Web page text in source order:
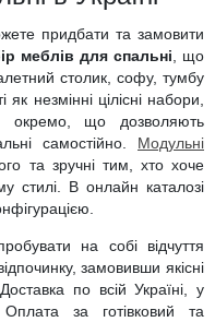
придбати та замовити
меблів для спальні , що
столик, софу, тумбу
незмінні цілісні набори,
окремо, що дозволяють
самостійно. Модульні
та зручні тим, хто хоче
стилі. В онлайн каталозі
на собі відчуття
замовивши якісні
по всій Україні, у
Оплата за готівковий та